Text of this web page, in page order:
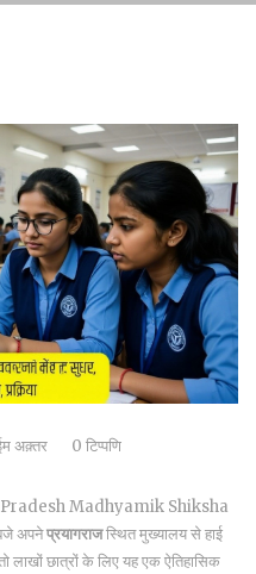
अक़्तर 0 टिप्पणि
Madhyamik Shiksha
अपनेप्रयागराजस्थित मुख्यालय से हाई
लाखों छात्रों के लिए यह एक ऐतिहासिक